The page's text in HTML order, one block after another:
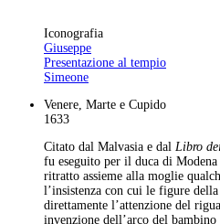
Iconografia
Giuseppe
Presentazione al tempio
Simeone
Venere, Marte e Cupido
1633
Citato dal Malvasia e dal Libro
fu eseguito per il duca di
ritratto assieme alla moglie
l’insistenza con cui le figure
direttamente l’attenzione del
invenzione dell’arco del